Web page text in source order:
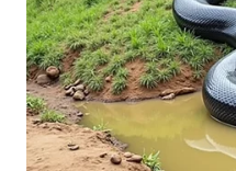
WN
KARO
WN
SIMALUNGUN